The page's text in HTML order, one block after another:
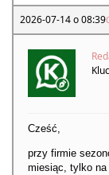
2026-07-14 o 08:39
Cześć,
przy firmie
miesiąc, tylko na